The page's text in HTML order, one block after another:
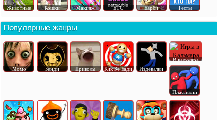
Животные Кошки Макияж БТС Барби Тесты
Популярные жанры
Момо Бенди Приколы Кик Зе Бади Издевалки
В кальмара
Пластилин